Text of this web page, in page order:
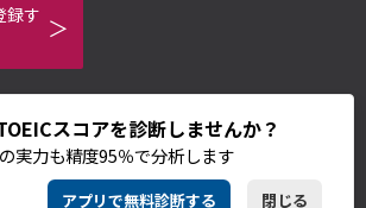
スコアを診断しませんか？
実力も精度95％で分析します
アプリで無料診断する 閉じる
録す
イバシーポリシー